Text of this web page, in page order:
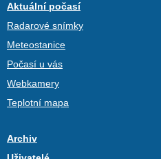
Aktuální počasí
Radarové snímky
Meteostanice
Počasí u vás
Webkamery
Teplotní mapa
Archiv